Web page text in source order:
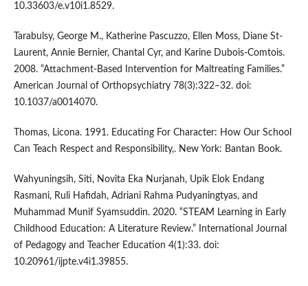
10.33603/e.v10i1.8529.
Tarabulsy, George M., Katherine Pascuzzo, Ellen Moss, Diane St-
Laurent, Annie Bernier, Chantal Cyr, and Karine Dubois-Comtois.
2008. “Attachment-Based Intervention for Maltreating Families.”
American Journal of Orthopsychiatry 78(3):322–32. doi:
10.1037/a0014070.
Thomas, Licona. 1991. Educating For Character: How Our School
Can Teach Respect and Responsibility,. New York: Bantan Book.
Wahyuningsih, Siti, Novita Eka Nurjanah, Upik Elok Endang
Rasmani, Ruli Hafidah, Adriani Rahma Pudyaningtyas, and
Muhammad Munif Syamsuddin. 2020. “STEAM Learning in Early
Childhood Education: A Literature Review.” International Journal
of Pedagogy and Teacher Education 4(1):33. doi:
10.20961/ijpte.v4i1.39855.